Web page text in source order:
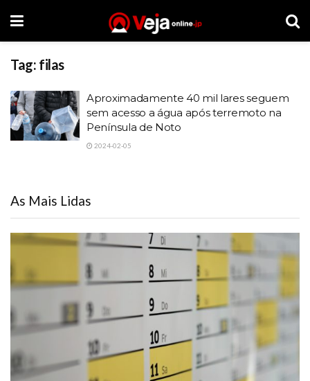
Tag: filas
Aproximadamente 40 mil lares seguem
sem acesso a água após terremoto na
Península de Noto
2024-02-05
As Mais Lidas